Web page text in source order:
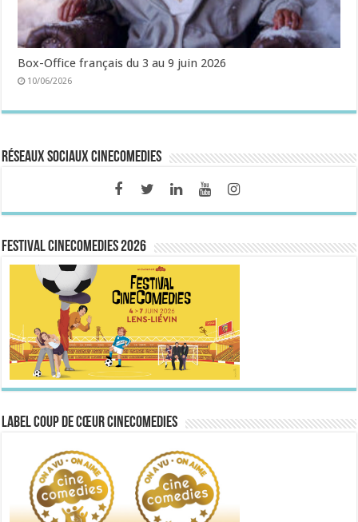
Box-Office français du 3 au 9 juin 2026
10/06/2026
Réseaux sociaux CineComedies
FESTIVAL CINECOMEDIES 2026
Label Coup de Cœur CineComedies